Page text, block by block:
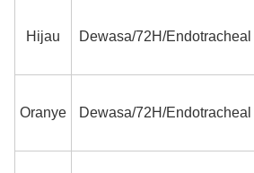
Hijau Dewasa/72H/Endotracheal
Oranye Dewasa/72H/Endotracheal